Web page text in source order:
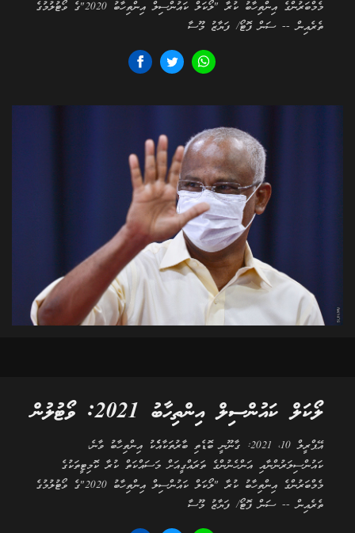
މެމްބަރުންގެ އިންތިހާބު ކުރާ "ލޯކަލް ކައުންސިލް އިންތިހާބު 2020"ގެ ވޯޓުލުމުގެ
ތެރެއިން -- ސަން ފޮޓޯ/ ފަޔާޒު މޫސާ
ލޯކަލް ކައުންސިލް އިންތިހާބު 2021: ވޯޓުލުން
އޭޕްރީލް 10، 2021: ގާނޫނީ ބޮޑެތި ބާރުތަކާއެެކު އިންތިހާބު ވާނެ،
ކައުންސިލަރުންނާއި އަންހެނުންގެ ތަރައްގީއަށް މަސައްކަތް ކުރާ ކޮމިޓީތަކުގެ
މެމްބަރުންގެ އިންތިހާބު ކުރާ "ލޯކަލް ކައުންސިލް އިންތިހާބު 2020"ގެ ވޯޓުލުމުގެ
ތެރެއިން -- ސަން ފޮޓޯ/ ފަޔާޒު މޫސާ